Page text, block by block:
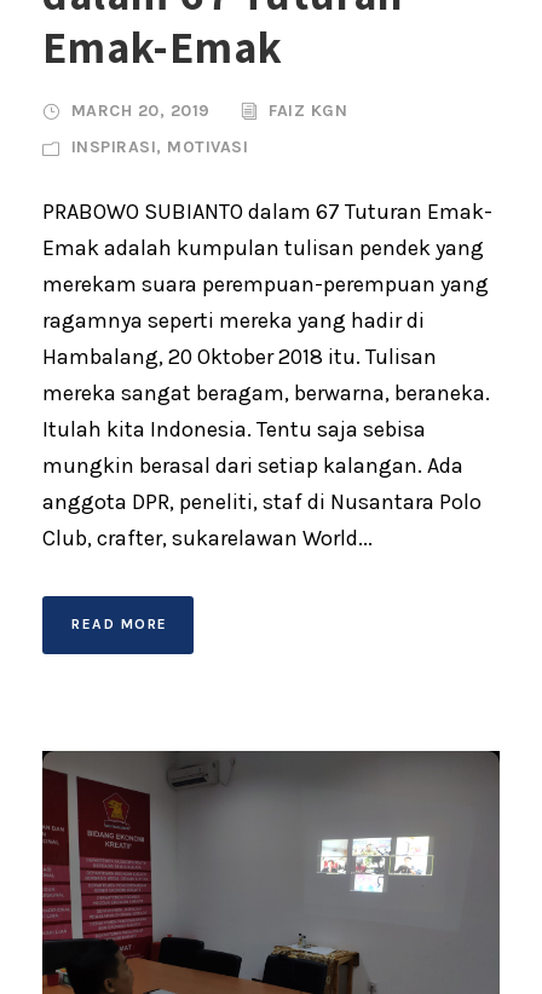
Emak-Emak
MARCH 20, 2019
FAIZ KGN
INSPIRASI, MOTIVASI
PRABOWO SUBIANTO dalam 67 Tuturan Emak-
Emak adalah kumpulan tulisan pendek yang
merekam suara perempuan-perempuan yang
ragamnya seperti mereka yang hadir di
Hambalang, 20 Oktober 2018 itu. Tulisan
mereka sangat beragam, berwarna, beraneka.
Itulah kita Indonesia. Tentu saja sebisa
mungkin berasal dari setiap kalangan. Ada
anggota DPR, peneliti, staf di Nusantara Polo
Club, crafter, sukarelawan World...
READ MORE